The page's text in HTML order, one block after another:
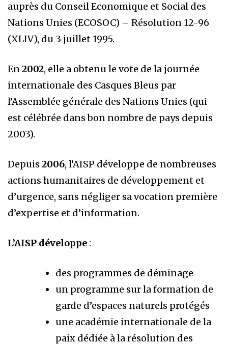
auprès du Conseil Economique et Social des
Nations Unies (ECOSOC) – Résolution 12-96
(XLIV), du 3 juillet 1995.
En2002, elle a obtenu le vote de la journée
internationale des Casques Bleus par
l’Assemblée générale des Nations Unies (qui
est célébrée dans bon nombre de pays depuis
2003).
Depuis 2006, l’AISP développe de nombreuses
actions humanitaires de développement et
d’urgence, sans négliger sa vocation première
d’expertise et d’information.
L’AISP développe :
des programmes de déminage
un programme sur la formation de
garde d’espaces naturels protégés
une académie internationale de la
paix dédiée à la résolution des